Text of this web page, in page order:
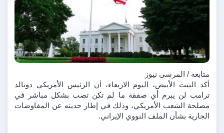
متابعة / المرسى نيوز
الجارية بشأن الملف النووي الإيراني.